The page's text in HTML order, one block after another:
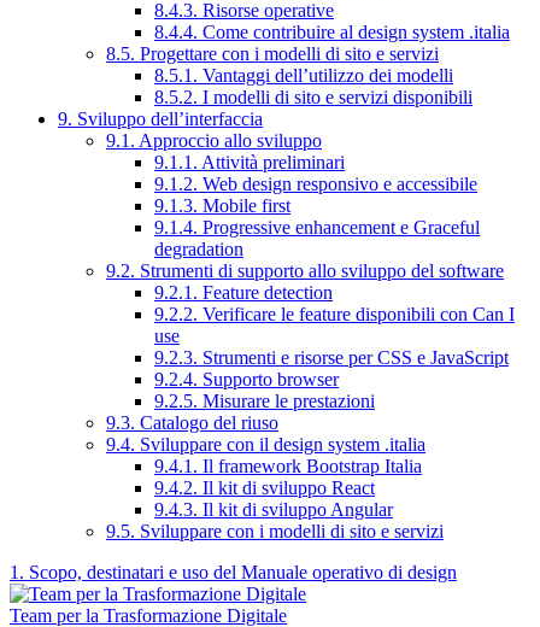
8.4.3. Risorse operative
8.4.4. Come contribuire al design system .italia
8.5. Progettare con i modelli di sito e servizi
8.5.1. Vantaggi dell’utilizzo dei modelli
8.5.2. I modelli di sito e servizi disponibili
9. Sviluppo dell’interfaccia
9.1. Approccio allo sviluppo
9.1.1. Attività preliminari
9.1.2. Web design responsivo e accessibile
9.1.3. Mobile first
9.1.4. Progressive enhancement e Graceful
degradation
9.2. Strumenti di supporto allo sviluppo del software
9.2.1. Feature detection
9.2.2. Verificare le feature disponibili con Can I
use
9.2.3. Strumenti e risorse per CSS e JavaScript
9.2.4. Supporto browser
9.2.5. Misurare le prestazioni
9.3. Catalogo del riuso
9.4. Sviluppare con il design system .italia
9.4.1. Il framework Bootstrap Italia
9.4.2. Il kit di sviluppo React
9.4.3. Il kit di sviluppo Angular
9.5. Sviluppare con i modelli di sito e servizi
1. Scopo, destinatari e uso del Manuale operativo di design
Team per la Trasformazione Digitale